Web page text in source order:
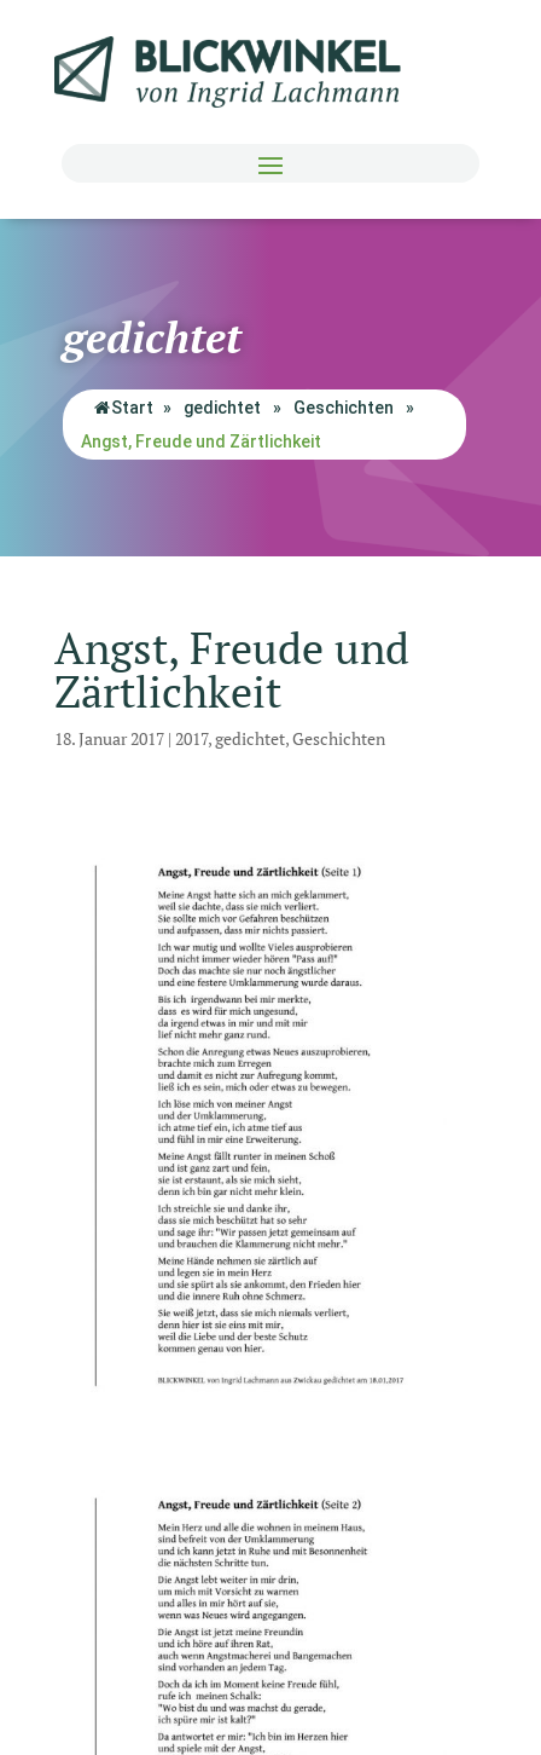
gedichtet
Start » gedichtet » Geschichten
»
Angst, Freude und Zärtlichkeit
Angst, Freude und
Zärtlichkeit
18. Januar 2017| 2017,gedichtet,Geschichten